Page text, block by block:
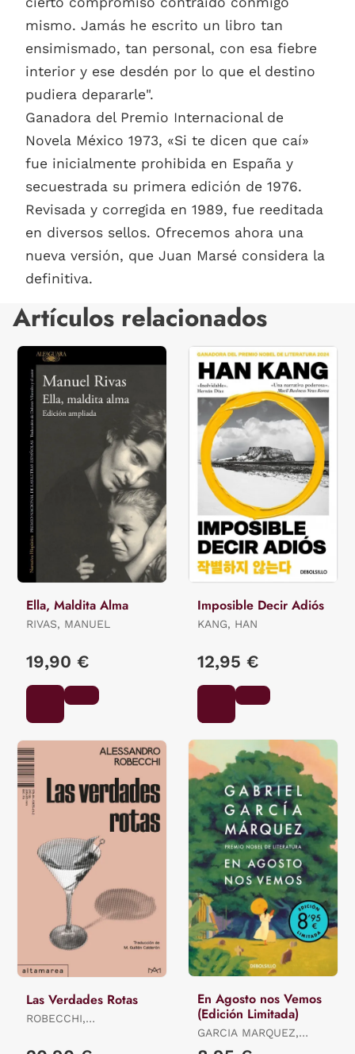
mismo. Jamás he escrito un libro tan
ensimismado, tan personal, con esa fiebre
interior y ese desdén por lo que el destino
pudiera depararle".
Ganadora del Premio Internacional de
Novela México 1973, «Si te dicen que caí»
fue inicialmente prohibida en España y
secuestrada su primera edición de 1976.
Revisada y corregida en 1989, fue reeditada
en diversos sellos. Ofrecemos ahora una
nueva versión, que Juan Marsé considera la
definitiva.
Artículos relacionados
Ella, Maldita Alma
RIVAS, MANUEL
19,90 €
Imposible Decir Adiós
KANG, HAN
12,95 €
Las Verdades Rotas
ROBECCHI,
En Agosto nos Vemos
(Edición Limitada)
GARCIA MARQUEZ,
GABRIEL